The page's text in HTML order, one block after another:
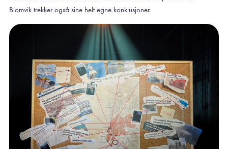
Blomvik trekker også sine helt egne konklusjoner.